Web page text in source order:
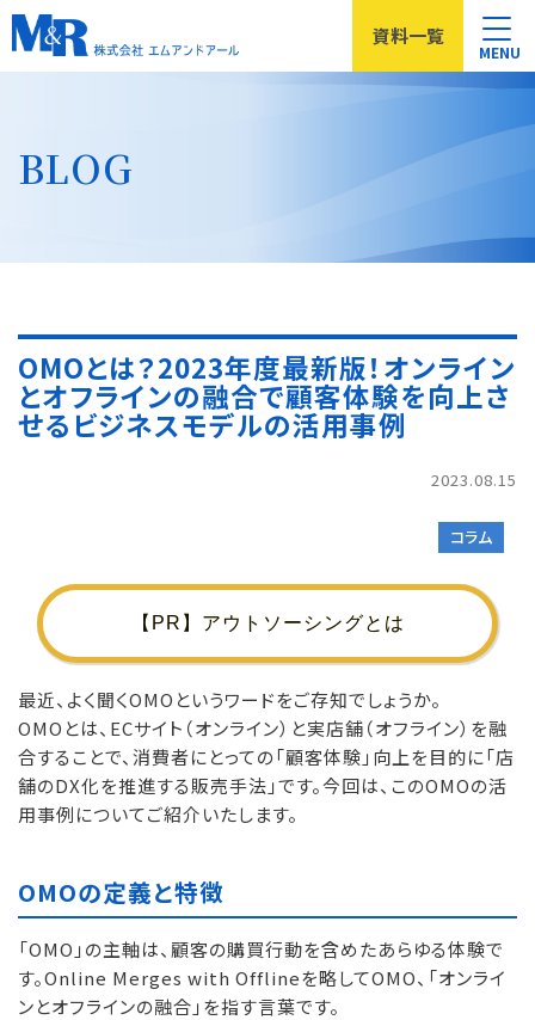
資料一覧
MENU
BLOG
OMOとは？2023年度最新版！オンライン
とオフラインの融合で顧客体験を向上さ
せるビジネスモデルの活用事例
2023.08.15
コラム
【PR】アウトソーシングとは
最近、よく聞くOMOというワードをご存知でしょうか。
OMOとは、ECサイト（オンライン）と実店舗（オフライン）を融
合することで、消費者にとっての「顧客体験」向上を目的に「店
舗のDX化を推進する販売手法」です。今回は、このOMOの活
用事例についてご紹介いたします。
OMOの定義と特徴
「OMO」の主軸は、顧客の購買行動を含めたあらゆる体験で
す。Online Merges with Offlineを略してOMO、「オンライ
ンとオフラインの融合」を指す言葉です。